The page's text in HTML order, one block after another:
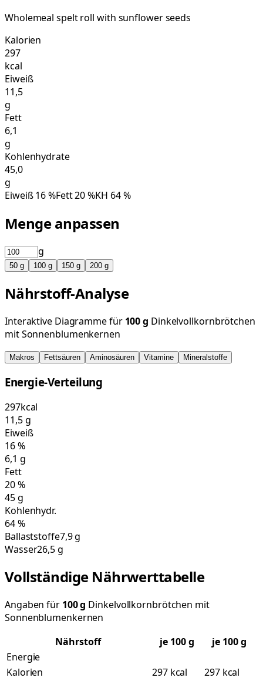
Wholemeal spelt roll with sunflower seeds
Kalorien
297
kcal
Eiweiß
11,5
g
Fett
6,1
g
Kohlenhydrate
45,0
g
Eiweiß16%Fett20%KH 64%
Menge anpassen
g
50 g 100 g 150 g 200 g
Nährstoff-Analyse
Interaktive Diagramme für 100g Dinkelvollkornbrötchen
mit Sonnenblumenkernen
Makros Fettsäuren Aminosäuren Vitamine Mineralstoffe
Energie-Verteilung
297kcal
11,5g
Eiweiß
16%
6,1 g
Fett
20%
45g
Kohlenhydr.
64%
Ballaststoffe7,9 g
Wasser26,5 g
Vollständige Nährwerttabelle
Angaben für 100g Dinkelvollkornbrötchen mit
Sonnenblumenkernen
Nährstoff
je 100g
je 100 g
Energie
Kalorien
297 kcal 297 kcal